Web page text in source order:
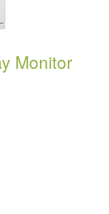
Monitor